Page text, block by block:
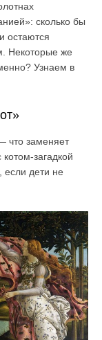
сколько бы
остаются
Некоторые же
Узнаем в
что заменяет
загадкой
если дети не